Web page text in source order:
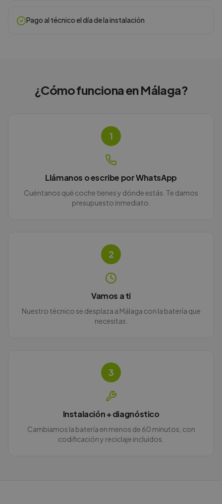
Pago al técnico el día de la instalación
¿Cómo funciona enMálaga?
1
Llámanos o escribe por WhatsApp
Cuéntanos qué coche tienes y dónde estás. Te damos
presupuesto inmediato.
2
Vamos a ti
Nuestro técnico se desplaza a Málaga con la batería que
necesitas.
3
Instalación + diagnóstico
Cambiamos la batería en menos de 60 minutos, con
codificación y reciclaje incluidos.